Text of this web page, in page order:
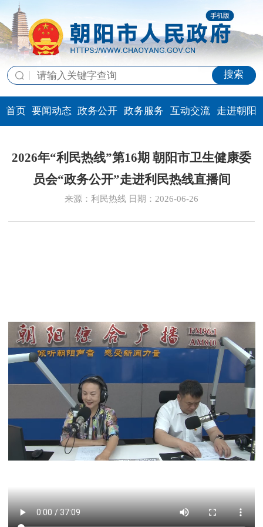
搜索
首页 要闻动态 政务公开 政务服务 互动交流 走进朝阳
2026年“利民热线”第16期 ​朝阳市卫生健康委
员会“政务公开”走进利民热线直播间
来源：利民热线 日期：2026-06-26